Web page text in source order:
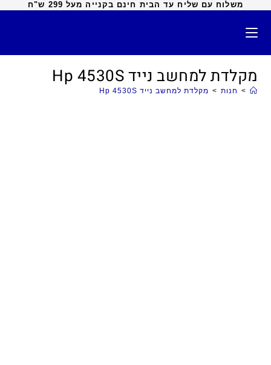
משלוח עם שליח עד הבית חינם בקנייה מעל 299 ש"ח
מקלדת למחשב נייד Hp 4530S
> חנות > מקלדת למחשב נייד Hp 4530S